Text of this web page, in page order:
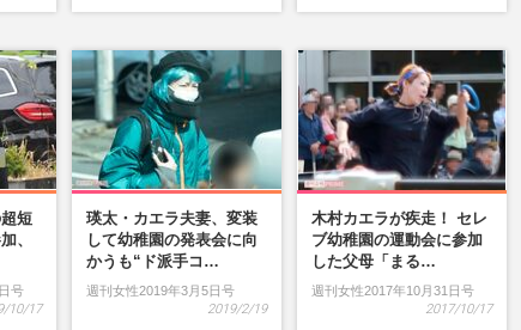
短
、
号
10/17
瑛太・カエラ夫妻、変装
して幼稚園の発表会に向
かうも“ド派手コ…
週刊女性2019年3月5日号
2019/2/19
木村カエラが疾走！ セレ
ブ幼稚園の運動会に参加
した父母「まる…
週刊女性2017年10月31日号
2017/10/17